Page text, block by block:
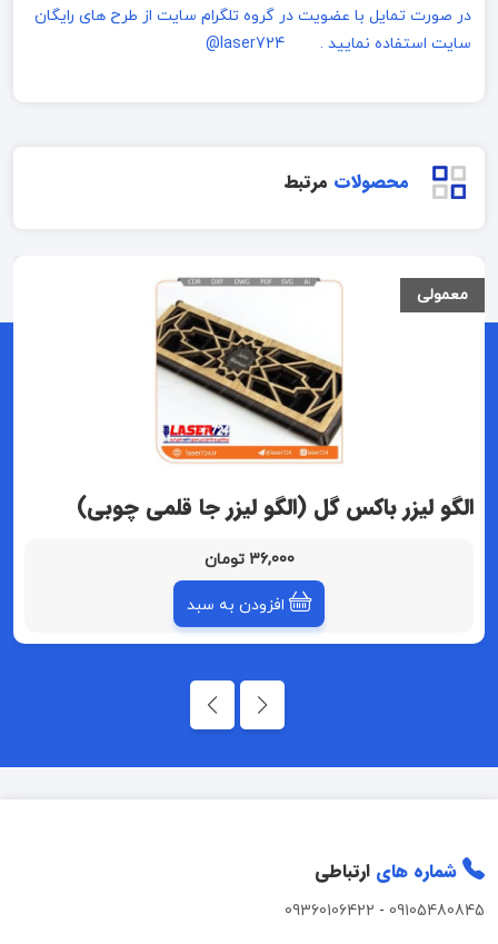
در صورت تمایل با عضویت در گروه تلگرام سایت از طرح های رایگان
سایت استفاده نمایید . laser724@
محصولات مرتبط
معمولی
الگو لیزر باکس گل (الگو لیزر جا قلمی چوبی)
36,000 تومان
افزودن به سبد
شماره های ارتباطی
09105480845
-
09360106422